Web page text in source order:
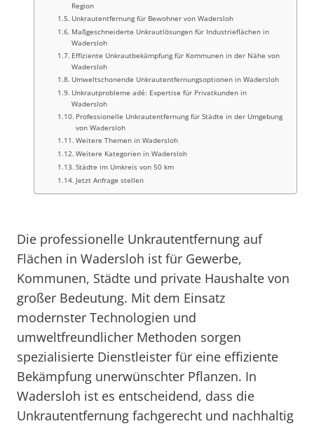
Region
Unkrautentfernung für Bewohner von Wadersloh
Maßgeschneiderte Unkrautlösungen für Industrieflächen in
Wadersloh
Effiziente Unkrautbekämpfung für Kommunen in der Nähe von
Wadersloh
Umweltschonende Unkrautentfernungsoptionen in Wadersloh
Unkrautprobleme adé: Expertise für Privatkunden in
Wadersloh
Professionelle Unkrautentfernung für Städte in der Umgebung
von Wadersloh
Weitere Themen in Wadersloh
Weitere Kategorien in Wadersloh
Städte im Umkreis von 50 km
Jetzt Anfrage stellen
Die professionelle Unkrautentfernung auf
Flächen in Wadersloh ist für Gewerbe,
Kommunen, Städte und private Haushalte von
großer Bedeutung. Mit dem Einsatz
modernster Technologien und
umweltfreundlicher Methoden sorgen
spezialisierte Dienstleister für eine effiziente
Bekämpfung unerwünschter Pflanzen. In
Wadersloh ist es entscheidend, dass die
Unkrautentfernung fachgerecht und nachhaltig